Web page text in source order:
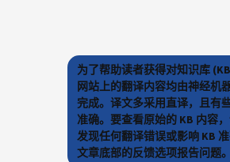
为了帮助读者获得对知识库
网站上的翻译内容均由神经机
完成。译文多采用直译，且有
准确。要查看原始的 KB 内容
发现任何翻译错误或影响 KB
文章底部的反馈选项报告问题。